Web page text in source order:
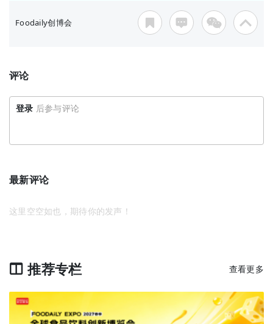
Foodaily创博会
评论
登录 后参与评论
最新评论
这里空空如也，期待你的发声！
推荐专栏 查看更多